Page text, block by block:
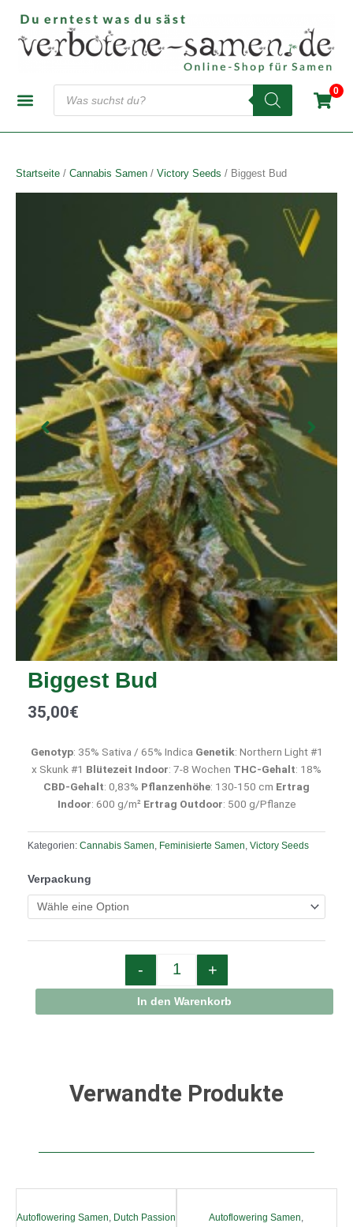
Inhalt
springen
Products
search
0
Startseite / Cannabis Samen / Victory Seeds / Biggest Bud
Biggest Bud
35,00€
Genotyp: 35% Sativa / 65% Indica Genetik: Northern Light #1
x Skunk #1 Blütezeit Indoor: 7-8 Wochen THC-Gehalt: 18%
CBD-Gehalt: 0,83% Pflanzenhöhe: 130-150 cm Ertrag
Indoor: 600 g/m² Ertrag Outdoor: 500 g/Pflanze
Kategorien: Cannabis Samen Feminisierte Samen Victory Seeds
Verpackung
- +
In den Warenkorb
Verwandte Produkte
Autoflowering Samen, Dutch Passion Autoflowering Samen,